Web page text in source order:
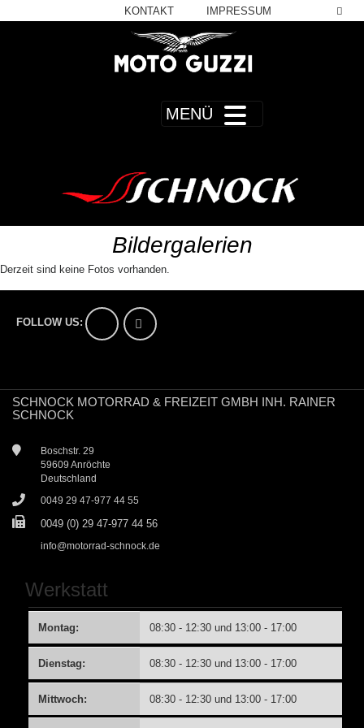
KONTAKT IMPRESSUM
MENÜ
Bildergalerien
Derzeit sind keine Fotos vorhanden.
FOLLOW US:
SCHNOCK MOTORRAD & FREIZEIT GMBH INH. RAINER
SCHNOCK
Boschstr. 29
59609 Anröchte
Deutschland
0049 29 47-977 44 55
0049 (0) 29 47-977 44 56
info@motorrad-schnock.de
Werkstatt
Montag: 08:30 - 12:30 und 13:00 - 17:00
Dienstag: 08:30 - 12:30 und 13:00 - 17:00
Mittwoch: 08:30 - 12:30 und 13:00 - 17:00